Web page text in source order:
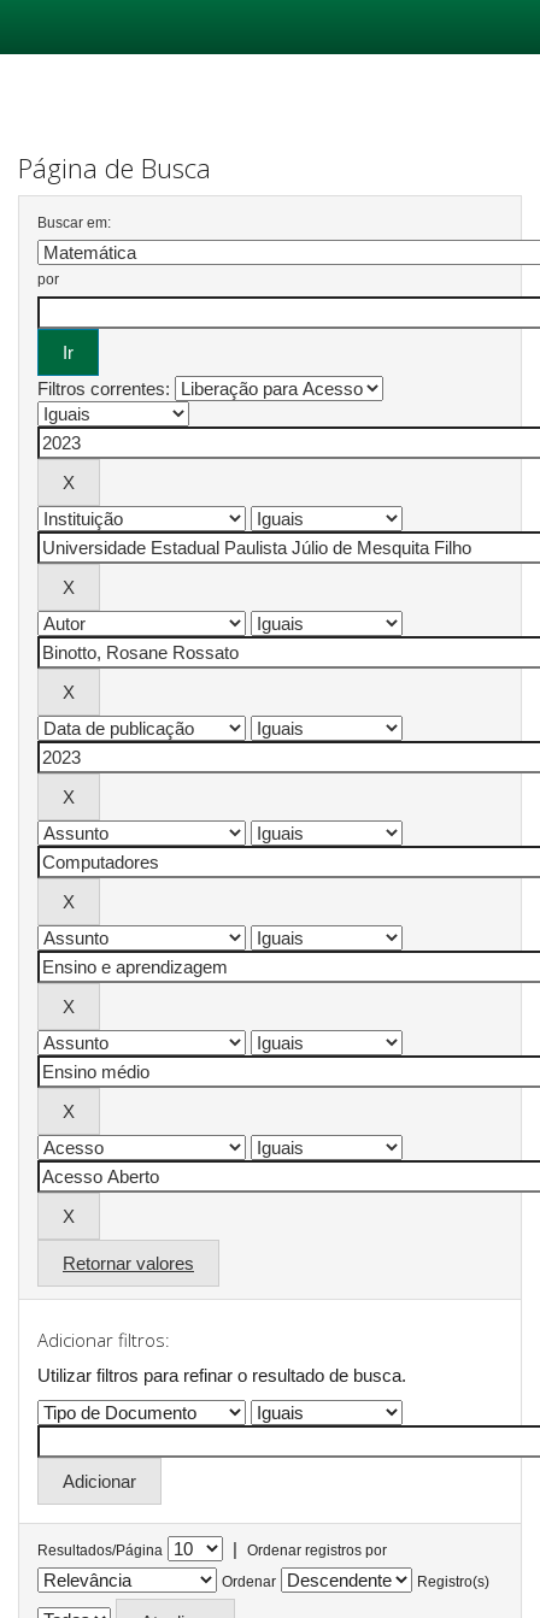
Página de Busca
Buscar em:
por
Filtros correntes:
Retornar valores
Adicionar filtros:
Utilizar filtros para refinar o resultado de busca.
Resultados/Página |
Ordenar registros por
Ordenar
Registro(s)